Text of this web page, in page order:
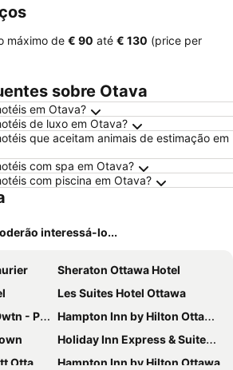
máximo de ‎€ 90 até ‎€ 130 (price per
sobre Otava
em Otava?
de luxo em Otava?
que aceitam animais de estimação em
com spa em Otava?
com piscina em Otava?
interessá-lo...
Sheraton Ottawa Hotel
Les Suites Hotel Ottawa
Hill By Ihg
Hampton Inn by Hilton Ottawa Airport
Holiday Inn Express & Suites Downtown Ottawa East By Ihg
Hampton Inn by Hilton Ottawa